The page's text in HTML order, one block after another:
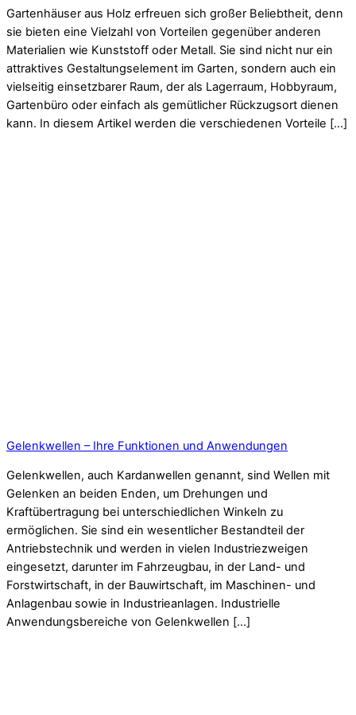
Gartenhäuser aus Holz erfreuen sich großer Beliebtheit, denn
sie bieten eine Vielzahl von Vorteilen gegenüber anderen
Materialien wie Kunststoff oder Metall. Sie sind nicht nur ein
attraktives Gestaltungselement im Garten, sondern auch ein
vielseitig einsetzbarer Raum, der als Lagerraum, Hobbyraum,
Gartenbüro oder einfach als gemütlicher Rückzugsort dienen
kann. In diesem Artikel werden die verschiedenen Vorteile […]
Gelenkwellen – Ihre Funktionen und Anwendungen
Gelenkwellen, auch Kardanwellen genannt, sind Wellen mit
Gelenken an beiden Enden, um Drehungen und
Kraftübertragung bei unterschiedlichen Winkeln zu
ermöglichen. Sie sind ein wesentlicher Bestandteil der
Antriebstechnik und werden in vielen Industriezweigen
eingesetzt, darunter im Fahrzeugbau, in der Land- und
Forstwirtschaft, in der Bauwirtschaft, im Maschinen- und
Anlagenbau sowie in Industrieanlagen. Industrielle
Anwendungsbereiche von Gelenkwellen […]